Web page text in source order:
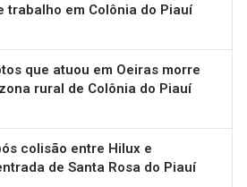
trabalho em Colônia do Piauí
que atuou em Oeiras morre
rural de Colônia do Piauí
colisão entre Hilux e
de Santa Rosa do Piauí